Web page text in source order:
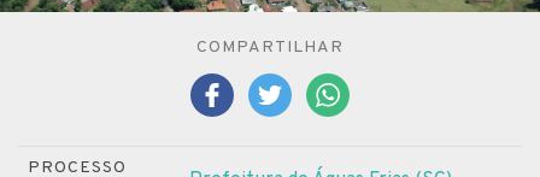
COMPARTILHAR
PROCESSO